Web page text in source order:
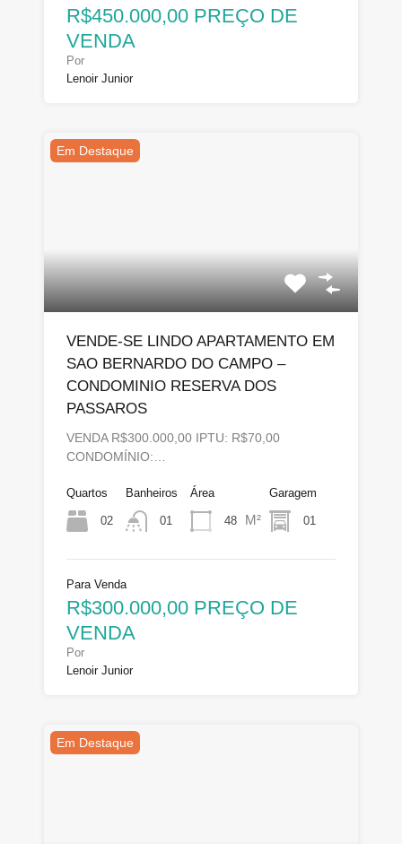
R$450.000,00 PREÇO DE
VENDA
Por
Lenoir Junior
Em Destaque
VENDE-SE LINDO APARTAMENTO EM
SAO BERNARDO DO CAMPO –
CONDOMINIO RESERVA DOS
PASSAROS
VENDA R$300.000,00 IPTU: R$70,00
CONDOMÍNIO:…
Quartos
02
Banheiros
01
Área
48 M²
Garagem
01
Para Venda
R$300.000,00 PREÇO DE
VENDA
Por
Lenoir Junior
Em Destaque